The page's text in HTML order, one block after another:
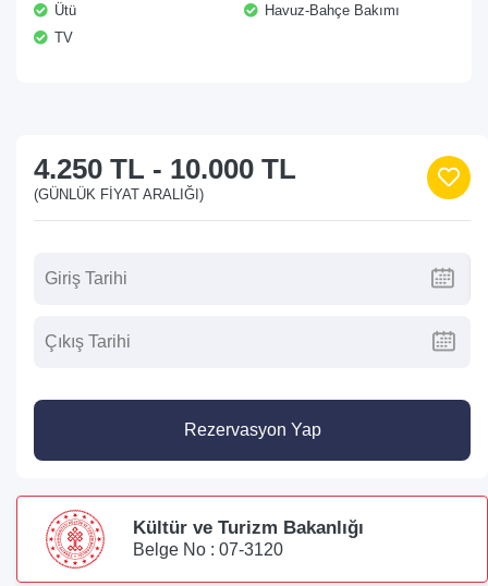
Ütü
Havuz-Bahçe Bakımı
TV
4.250 TL - 10.000 TL
(GÜNLÜK FIYAT ARALIĞI)
Rezervasyon Yap
Kültür ve Turizm Bakanlığı
Belge No : 07-3120